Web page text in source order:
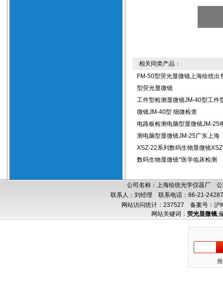
相关同类产品：
FM-50型荧光显微镜上海绘统出
型荧光显微镜
工件型检测显微镜JM-40型工件
微镜JM-40型 细微检查
电路板检测电脑型显微镜JM-25
测电脑型显微镜JM-25广东上海
XSZ-22系列数码生物显微镜
数码生物显微镜*医学临床检测
公司名称：上海绘统光学仪器厂
联系人：刘经理 联系电话：86-21-
网站访问统计：237527 备案号：沪
网站关键词： 荧光显微镜,